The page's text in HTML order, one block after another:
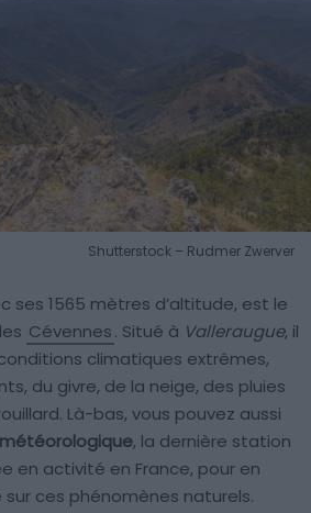
Shutterstock – Rudmer Zwerver
ses 1565 mètres d’altitude, est le
Cévennes. Situé à Valleraugue, il
climatiques extrêmes,
du givre, de la neige, des pluies
Là-bas, vous pouvez aussi
, la dernière station
en activité en France, pour en
ces phénomènes naturels.